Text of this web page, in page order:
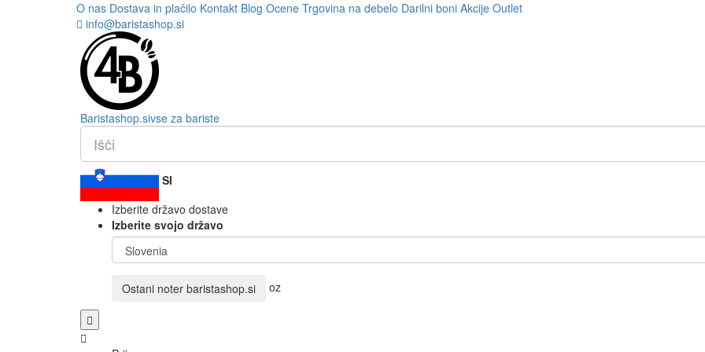
O nas Dostava in plačilo Kontakt Blog Ocene Trgovina na debelo Darilni boni Akcije Outlet
info@baristashop.si
Baristashop.sivse za bariste
SI
Izberite državo dostave
Izberite svojo državo
Ostani noter baristashop.si oz